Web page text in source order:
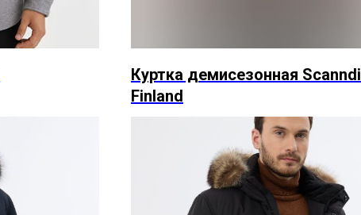
Куртка демисезонная Scanndi
Finland